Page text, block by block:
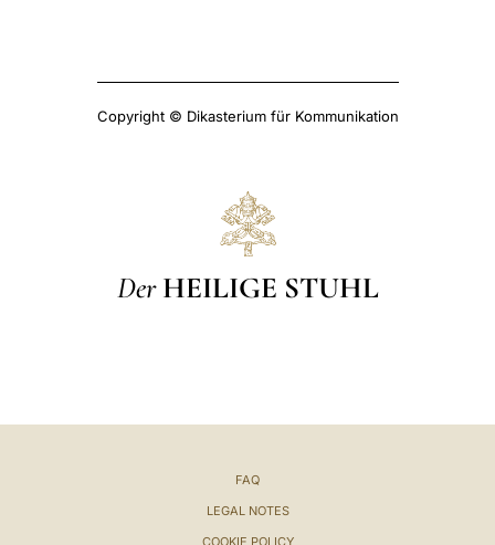
Copyright © Dikasterium für Kommunikation
Der HEILIGE STUHL
FAQ
LEGAL NOTES
COOKIE POLICY